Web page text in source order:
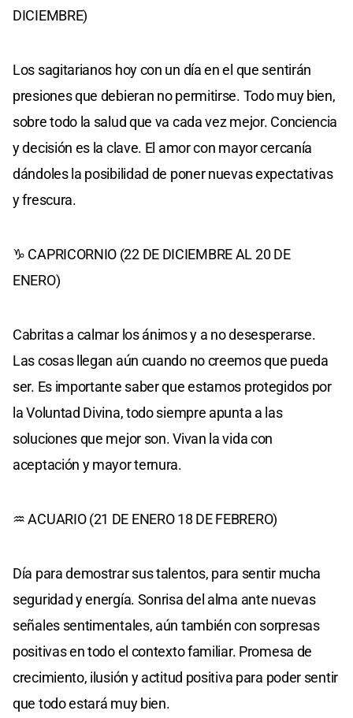
DICIEMBRE)
Los sagitarianos hoy con un día en el que sentirán
presiones que debieran no permitirse. Todo muy bien,
sobre todo la salud que va cada vez mejor. Conciencia
y decisión es la clave. El amor con mayor cercanía
dándoles la posibilidad de poner nuevas expectativas
y frescura.
♑ CAPRICORNIO (22 DE DICIEMBRE AL 20 DE
ENERO)
Cabritas a calmar los ánimos y a no desesperarse.
Las cosas llegan aún cuando no creemos que pueda
ser. Es importante saber que estamos protegidos por
la Voluntad Divina, todo siempre apunta a las
soluciones que mejor son. Vivan la vida con
aceptación y mayor ternura.
♒ ACUARIO (21 DE ENERO 18 DE FEBRERO)
Día para demostrar sus talentos, para sentir mucha
seguridad y energía. Sonrisa del alma ante nuevas
señales sentimentales, aún también con sorpresas
positivas en todo el contexto familiar. Promesa de
crecimiento, ilusión y actitud positiva para poder sentir
que todo estará muy bien.